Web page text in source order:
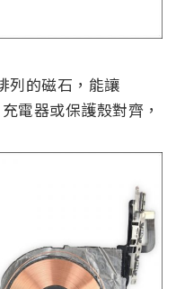
列的磁石，能讓
電器或保護殼對齊，